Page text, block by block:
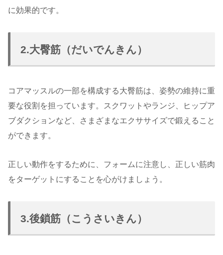
に効果的です。
2.大臀筋（だいでんきん）
コアマッスルの一部を構成する大臀筋は、姿勢の維持に重
要な役割を担っています。スクワットやランジ、ヒップア
ブダクションなど、さまざまなエクササイズで鍛えること
ができます。
正しい動作をするために、フォームに注意し、正しい筋肉
をターゲットにすることを心がけましょう。
3.後鎖筋（こうさいきん）